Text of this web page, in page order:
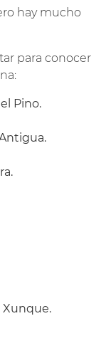
hay mucho
para conocer
Pino.
Xunque.